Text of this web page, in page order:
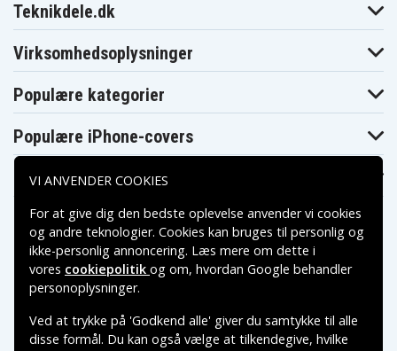
Teknikdele.dk
Virksomhedsoplysninger
Populære kategorier
Populære iPhone-covers
Populære Samsung-covers
Betalingsmuligheder
Leveringsmuligheder
VI ANVENDER COOKIES
For at give dig den bedste oplevelse anvender vi cookies
og andre teknologier. Cookies kan bruges til personlig og
ikke-personlig annoncering. Læs mere om dette i
vores cookiepolitik og om, hvordan Google behandler
personoplysninger.
Ved at trykke på 'Godkend alle' giver du samtykke til alle
disse formål. Du kan også vælge at tilkendegive, hvilke